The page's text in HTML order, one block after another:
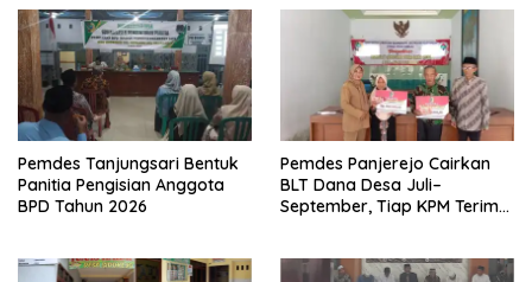
Pemdes Tanjungsari Bentuk
Panitia Pengisian Anggota
BPD Tahun 2026
Pemdes Panjerejo Cairkan
BLT Dana Desa Juli–
September, Tiap KPM Terima